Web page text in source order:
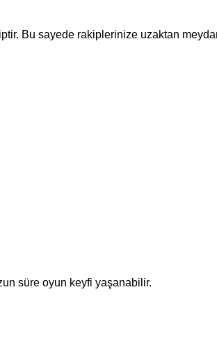
Bu sayede rakiplerinize uzaktan
süre oyun keyfi yaşanabilir.